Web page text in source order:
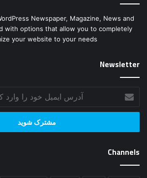
Newspaper, Magazine, News and
with options that allow you to completely
your website to your needs.
Newsletter
ایمیل
خود
وارد
Channels